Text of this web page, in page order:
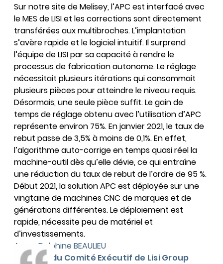
Sur notre site de Melisey, l’APC est interfacé avec
le MES de LISI et les corrections sont directement
transférées aux multibroches. L’implantation
s’avère rapide et le logiciel intuitif. Il surprend
l’équipe de LISI par sa capacité à rendre le
processus de fabrication autonome. Le réglage
nécessitait plusieurs itérations qui consommait
plusieurs pièces pour atteindre le niveau requis.
Désormais, une seule pièce suffit. Le gain de
temps de réglage obtenu avec l’utilisation d’APC
représente environ 75%. En janvier 2021, le taux de
rebut passe de 3,5% à moins de 0,1%. En effet,
l’algorithme auto-corrige en temps quasi réel la
machine-outil dès qu’elle dévie, ce qui entraîne
une réduction du taux de rebut de l’ordre de 95 %.
Début 2021, la solution APC est déployée sur une
vingtaine de machines CNC de marques et de
générations différentes. Le déploiement est
rapide, nécessite peu de matériel et
d’investissements.
Anne-Delphine BEAULIEU
Membre du Comité Exécutif de Lisi Group